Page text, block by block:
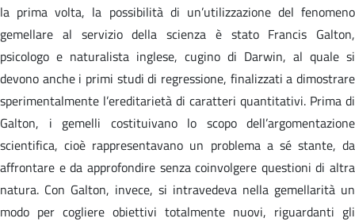
la prima volta, la possibilità di un’utilizzazione del fenomeno
gemellare al servizio della scienza è stato Francis Galton,
psicologo e naturalista inglese, cugino di Darwin, al quale si
devono anche i primi studi di regressione, finalizzati a dimostrare
sperimentalmente l’ereditarietà di caratteri quantitativi. Prima di
Galton, i gemelli costituivano lo scopo dell’argomentazione
scientifica, cioè rappresentavano un problema a sé stante, da
affrontare e da approfondire senza coinvolgere questioni di altra
natura. Con Galton, invece, si intravedeva nella gemellarità un
modo per cogliere obiettivi totalmente nuovi, riguardanti gli